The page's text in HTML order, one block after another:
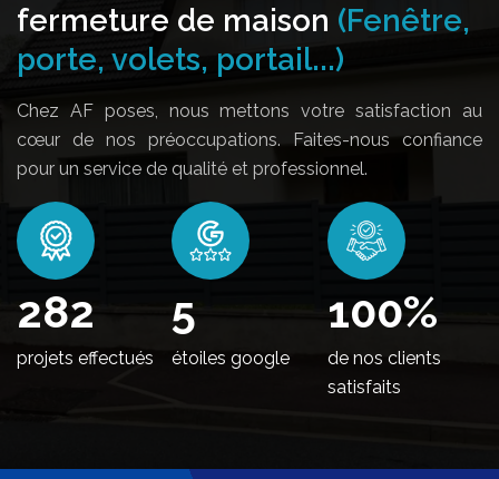
fermeture de maison (Fenêtre,
porte, volets, portail...)
Chez AF poses, nous mettons votre satisfaction au
cœur de nos préoccupations. Faites-nous confiance
pour un service de qualité et professionnel.
346
projets effectués
5
étoiles google
100%
de nos clients
satisfaits